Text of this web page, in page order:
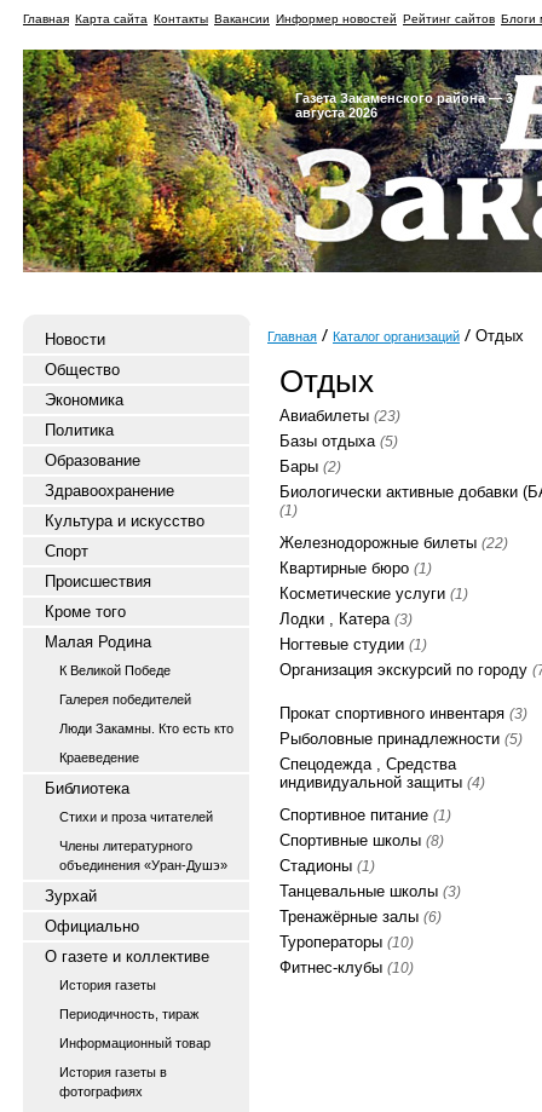
Главная Карта сайта Контакты Вакансии Информер новостей Рейтинг сайтов Блоги
Газета Закаменского района — 3
августа 2026
Новости
Общество
Экономика
Политика
Образование
Здравоохранение
Культура и искусство
Спорт
Происшествия
Кроме того
Малая Родина
К Великой Победе
Галерея победителей
Люди Закамны. Кто есть кто
Краеведение
Библиотека
Стихи и проза читателей
Члены литературного
объединения «Уран-Душэ»
Зурхай
Официально
О газете и коллективе
История газеты
Периодичность, тираж
Информационный товар
История газеты в
фотографиях
Главная Каталог организаций Отдых
Отдых
Авиабилеты (23)
Базы отдыха (5)
Бары (2)
Биологически активные добавки
(1)
Железнодорожные билеты (22)
Квартирные бюро (1)
Косметические услуги (1)
Лодки , Катера (3)
Ногтевые студии (1)
Организация экскурсий по городу
Прокат спортивного инвентаря (3)
Рыболовные принадлежности (5)
Спецодежда , Средства
индивидуальной защиты (4)
Спортивное питание (1)
Спортивные школы (8)
Стадионы (1)
Танцевальные школы (3)
Тренажёрные залы (6)
Туроператоры (10)
Фитнес-клубы (10)